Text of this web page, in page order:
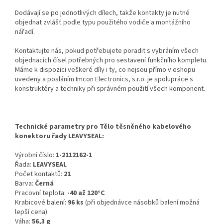
Dodávají se po jednotlivých dílech, takže kontakty je nutné
objednat zvlášť podle typu použitého vodiče a montážního
nářadí.
Kontaktujte nás, pokud potřebujete poradit s vybráním všech
objednacích čísel potřebných pro sestavení funkčního kompletu.
Máme k dispozici veškeré díly i ty, co nejsou přímo v eshopu
uvedeny a posláním Imcon Electronics, s.r.o. je spolupráce s
konstruktéry a techniky při správném použití všech komponent.
Technické parametry pro Tělo těsněného kabelového
konektoru řady LEAVYSEAL:
Výrobní číslo: 1-2112162-1
Řada: LEAVYSEAL
Počet kontaktů: 21
Barva: Černá
Pracovní teplota: -40 až 120°C
Krabicové balení: 96 ks (při objednávce násobků balení možná
lepší cena)
Váha: 56,3 g